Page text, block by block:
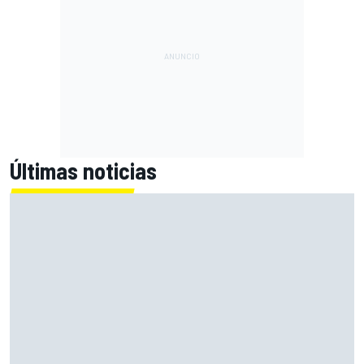
Últimas noticias